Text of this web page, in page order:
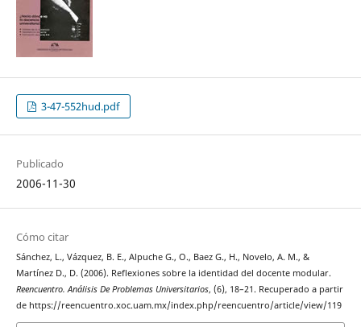
3-47-552hud.pdf
Publicado
2006-11-30
Cómo citar
Sánchez, L., Vázquez, B. E., Alpuche G., O., Baez G., H., Novelo, A. M., &
Martínez D., D. (2006). Reflexiones sobre la identidad del docente modular.
Reencuentro. Análisis De Problemas Universitarios, (6), 18–21. Recuperado a partir
de https://reencuentro.xoc.uam.mx/index.php/reencuentro/article/view/119